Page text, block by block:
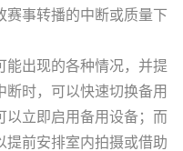
赛事转播的中断或质量下
能出现的各种情况，并提
时，可以快速切换备用
以立即启用备用设备；而
提前安排室内拍摄或借助